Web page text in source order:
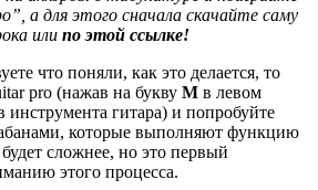
а для этого сначала скачайте саму
или по этой ссылке!
что поняли, как это делается, то
pro (нажав на букву M в левом
гитара) и попробуйте
которые выполняют функцию
сложнее, но это первый
этого процесса.